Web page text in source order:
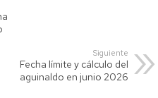
Siguiente
Fecha límite y cálculo del
aguinaldo en junio 2026